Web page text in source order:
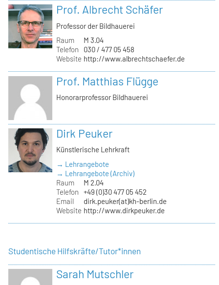
Prof. Albrecht Schäfer
Professor der Bildhauerei
Raum
M 3.04
Telefon
030 / 477 05 458
Website http://www.albrechtschaefer.de
Prof. Matthias Flügge
Honorarprofessor Bildhauerei
Dirk Peuker
Künstlerische Lehrkraft
→ Lehrangebote
→ Lehrangebote (Archiv)
Raum
M 2.04
Telefon
+49 (0)30 477 05 452
Email
dirk.peuker(at)kh-berlin.de
Website http://www.dirkpeuker.de
Studentische Hilfskräfte/Tutor*innen
Sarah Mutschler